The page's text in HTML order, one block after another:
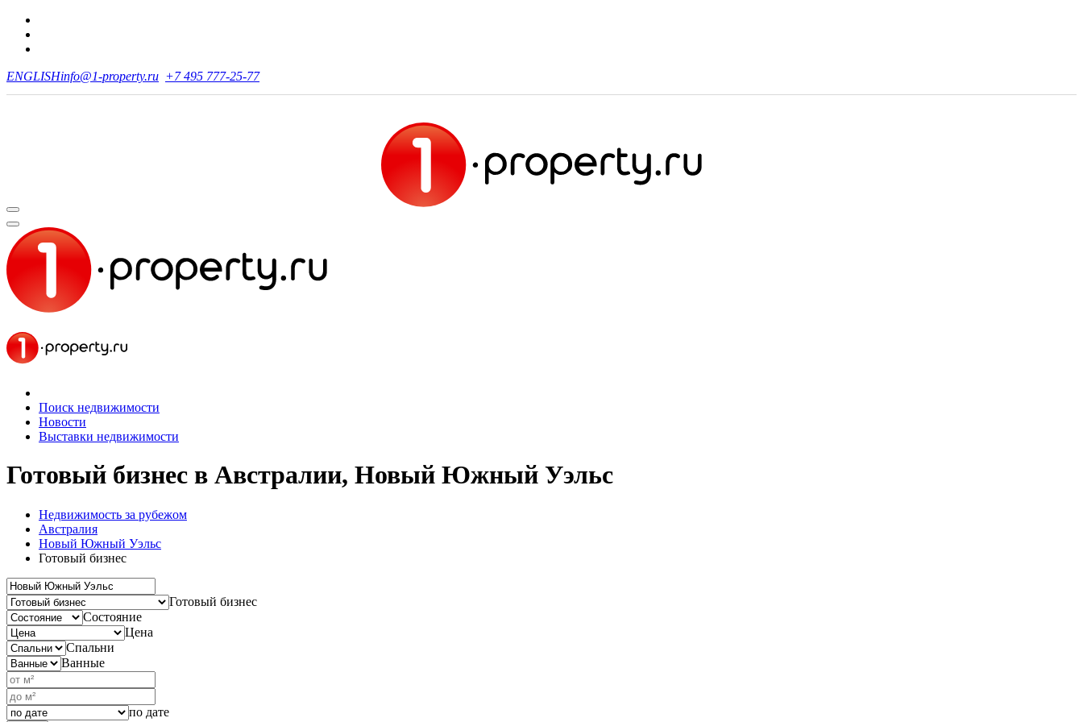
ENGLISHinfo@1-property.ru +7 495 777-25-77
Поиск недвижимости
Новости
Выставки недвижимости
Готовый бизнес в Австралии, Новый Южный Уэльс
Недвижимость за рубежом
Австралия
Новый Южный Уэльс
Готовый бизнес
Готовый бизнес
Состояние
Цена
Спальни
Ванные
по дате